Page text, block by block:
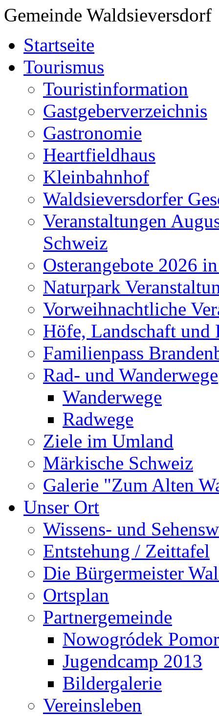
Gemeinde Waldsieversdorf
Startseite
Tourismus
Touristinformation
Gastgeberverzeichnis
Gastronomie
Heartfieldhaus
Kleinbahnhof
Waldsieversdorfer
Veranstaltungen
Schweiz
Osterangebote 2026
Naturpark
Vorweihnachtliche
Höfe, Landschaft und
Familienpass
Rad- und Wanderwege
Wanderwege
Radwege
Ziele im Umland
Märkische Schweiz
Galerie "Zum Alten
Unser Ort
Wissens- und
Entstehung / Zeittafel
Die Bürgermeister
Ortsplan
Partnergemeinde
Nowogródek
Jugendcamp 2013
Bildergalerie
Vereinsleben